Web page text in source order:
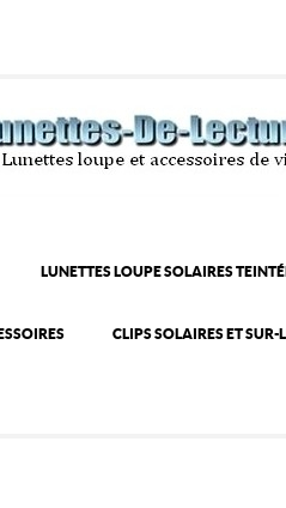
LUNETTES LOUPE SOLAIRES
CLIPS SOLAIRES ET SUR-